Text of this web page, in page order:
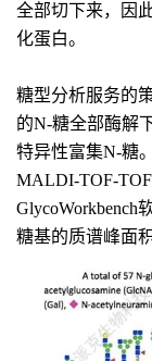
全部切下来，因
化蛋白。
糖型分析服务的
的N-糖全部酶解
特异性富集N-糖
MALDI-TOF-
GlycoWorkbench
糖基的质谱峰面